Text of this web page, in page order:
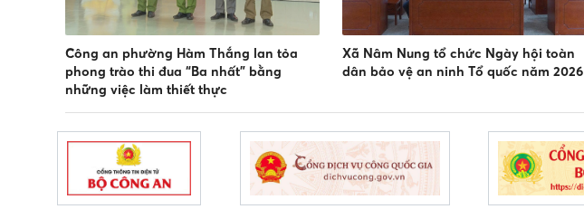
Công an phường Hàm Thắng lan tỏa
phong trào thi đua “Ba nhất” bằng
những việc làm thiết thực
Xã Nâm Nung tổ chức Ngày hội toàn
dân bảo vệ an ninh Tổ quốc năm 2026